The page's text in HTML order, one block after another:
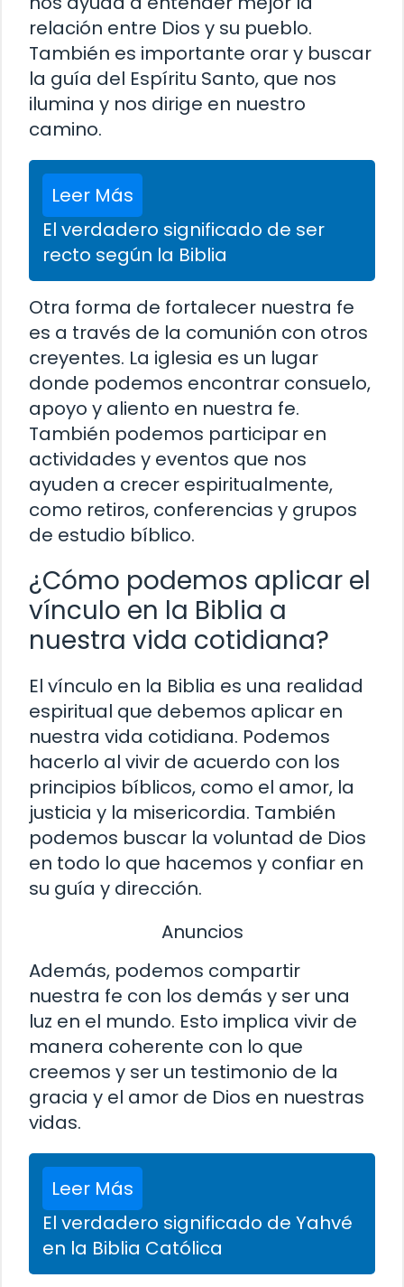
relación entre Dios y su pueblo.
También es importante orar y buscar
la guía del Espíritu Santo, que nos
ilumina y nos dirige en nuestro
camino.
Leer Más
El verdadero significado de ser
recto según la Biblia
Otra forma de fortalecer nuestra fe
es a través de la comunión con otros
creyentes. La iglesia es un lugar
donde podemos encontrar consuelo,
apoyo y aliento en nuestra fe.
También podemos participar en
actividades y eventos que nos
ayuden a crecer espiritualmente,
como retiros, conferencias y grupos
de estudio bíblico.
¿Cómo podemos aplicar el
vínculo en la Biblia a
nuestra vida cotidiana?
El vínculo en la Biblia es una realidad
espiritual que debemos aplicar en
nuestra vida cotidiana. Podemos
hacerlo al vivir de acuerdo con los
principios bíblicos, como el amor, la
justicia y la misericordia. También
podemos buscar la voluntad de Dios
en todo lo que hacemos y confiar en
su guía y dirección.
Anuncios
Además, podemos compartir
nuestra fe con los demás y ser una
luz en el mundo. Esto implica vivir de
manera coherente con lo que
creemos y ser un testimonio de la
gracia y el amor de Dios en nuestras
vidas.
Leer Más
El verdadero significado de Yahvé
en la Biblia Católica